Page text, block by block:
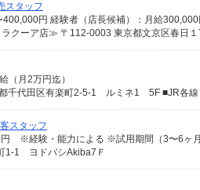
スタッフ
クーア店≫ 〒112-0003 東京都文京区春日
（月2万円迄）
千代田区有楽町2-5-1 ルミネ1 5F ■JR各線
スタッフ
円 ※経験・能力による ※試用期間（3〜6ヶ
1-1 ヨドバシAkiba7Ｆ